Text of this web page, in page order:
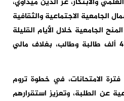
الجامعية الاجتماعية والثقافية
الجامعية خلال الأيام القليلة
المقبلة، لفائدة أكثر من 432 ألف طالبة وطالب، بغلاف مالي
فترة الامتحانات، في خطوة تروم
عن الطلبة، وتعزيز استقرارهم